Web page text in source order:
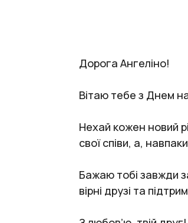
Дорога Ангеліно!
Вітаю тебе з Днем
Нехай кожен новий
свої співи, а,
Бажаю тобі завжди
вірні друзі та